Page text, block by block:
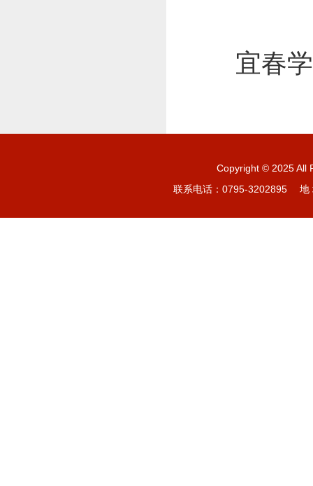
宜
Copyright © 2025 All
联系电话：0795-3202895 地